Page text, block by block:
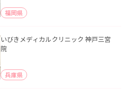
福岡県
いびきメディカルクリニック 神戸三宮
院
兵庫県